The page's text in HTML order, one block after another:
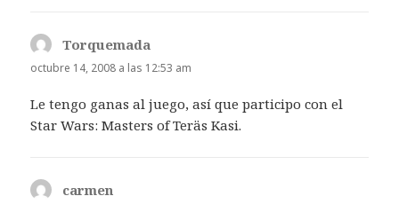
Torquemada
octubre 14, 2008 a las 12:53 am
Le tengo ganas al juego, así que participo con el
Star Wars: Masters of Teräs Kasi.
carmen